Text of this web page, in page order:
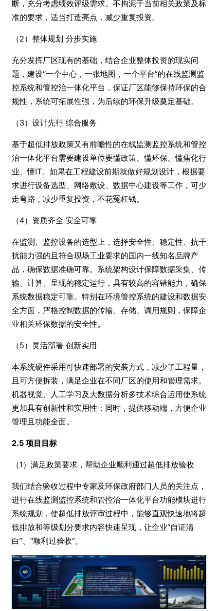
断，充分考虑绩效评级需求。不拘泥于当前相关政策及标
准的要求，适当打造亮点，减少重复投资。
（2）整体规划 分步实施
充分发挥厂区现有的基础，结合企业整体投资的现实问
题，建设“一个中心，一张地图，一个平台”的在线监测监
控系统和管控治一体化平台，保证厂区能够保持环保的合
规性，系统可拓展性强，为后续的环保升级奠定基础。
（3）设计先行 综合服务
基于超低排放政策又有前瞻性的在线监测监控系统和管控
治一体化平台需要建设单位要懂政策、懂环保、懂焦化行
业、懂IT。如果在工程建设前期就做好规划设计，根据要
求进行设备选型、网络敷设、数据中心建设等工作，可少
走弯路，减少重复投资，不花冤枉钱。
（4）资质齐全 安全可靠
在监测、监控设备的选型上，选择安全性、稳定性、抗干
扰能力强的且符合现场工业要求的国内一线知名品牌产
品，确保数据准确可靠。系统架构设计保障数据采集、传
输、计算、呈现的稳定运行，具有较高的容错能力，确保
系统数据稳定可靠。特别在环境管控系统的建设和数据安
全方面，严格控制数据的传输、存储、调用规则，保障企
业相关环保数据的安全性。
（5）灵活部署 创新实用
本系统硬件采用可快速部署的安装方式，减少了工程量，
且可方便拆装，满足企业在不同厂区的使用和管理需求。
机器视觉、人工学习及大数据分析多技术综合运用使系统
更加具有创新性和实用性；同时，提供移动端，方便企业
管理且功能全面。
2.5 项目目标
（1）满足政策要求，帮助企业顺利通过超低排放验收
我们结合验收过程中专家及环保政府部门人员的关注点，
进行在线监测监控系统和管控治一体化平台功能模块进行
系统规划，使超低排放评审过程中，能够直观快速地将超
低排放和等级划分要求内容快速呈现，让企业“自证清
白”、“顺利过验收”。